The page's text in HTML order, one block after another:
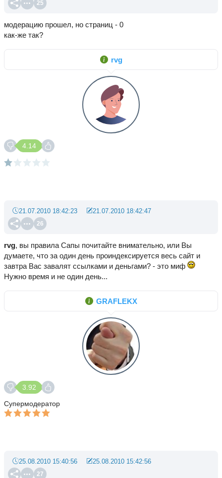
25
модерацию прошел, но страниц - 0
как-же так?
rvg
4.14
26
21.07.2010 18:42:23 21.07.2010 18:42:47
rvg, вы правила Сапы почитайте внимательно, или Вы
думаете, что за один день проиндексируется весь сайт и
завтра Вас завалят ссылками и деньгами? - это миф
Нужно время и не один день...
GRAFLEKX
3.92
Супермодератор
27
25.08.2010 15:40:56 25.08.2010 15:42:56